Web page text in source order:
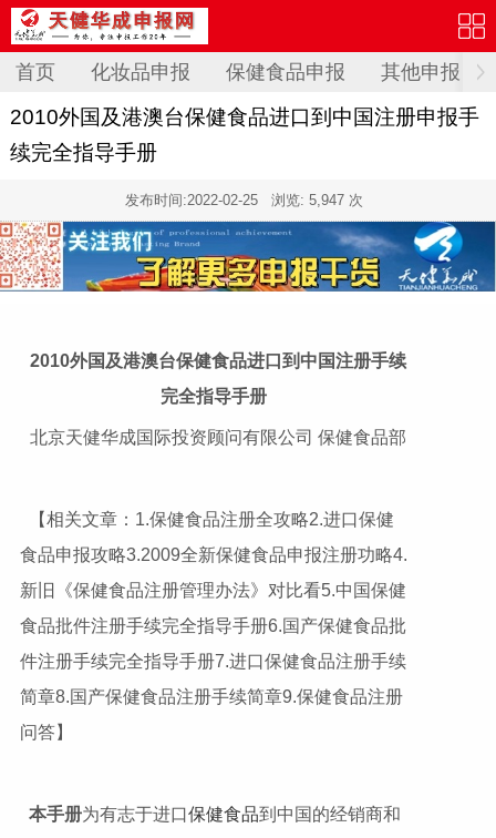
首页 化妆品申报 保健食品申报 其他申报
2010外国及港澳台保健食品进口到中国注册申报手
续完全指导手册
发布时间:2022-02-25 浏览: 5,947 次
2010外国及港澳台保健食品进口到中国注册手续
完全指导手册
北京天健华成国际投资顾问有限公司 保健食品部
【相关文章：1.保健食品注册全攻略2.进口保健
食品申报攻略3.2009全新保健食品申报注册功略4.
新旧《保健食品注册管理办法》对比看5.中国保健
食品批件注册手续完全指导手册6.国产保健食品批
件注册手续完全指导手册7.进口保健食品注册手续
简章8.国产保健食品注册手续简章9.保健食品注册
问答】
本手册为有志于进口保健食品到中国的经销商和